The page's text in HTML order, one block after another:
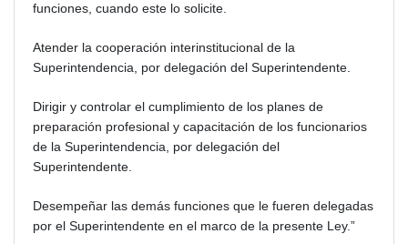
funciones, cuando este lo solicite.
Atender la cooperación interinstitucional de la
Superintendencia, por delegación del Superintendente.
Dirigir y controlar el cumplimiento de los planes de
preparación profesional y capacitación de los funcionarios
de la Superintendencia, por delegación del
Superintendente.
Desempeñar las demás funciones que le fueren delegadas
por el Superintendente en el marco de la presente Ley.”